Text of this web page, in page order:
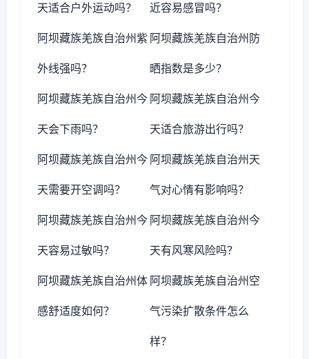
天适合户外运动吗？ 近容易感冒吗？
阿坝藏族羌族自治州紫
外线强吗？
阿坝藏族羌族自治州防
晒指数是多少？
阿坝藏族羌族自治州今
天会下雨吗？
阿坝藏族羌族自治州今
天适合旅游出行吗？
阿坝藏族羌族自治州今
天需要开空调吗？
阿坝藏族羌族自治州天
气对心情有影响吗？
阿坝藏族羌族自治州今
天容易过敏吗？
阿坝藏族羌族自治州今
天有风寒风险吗？
阿坝藏族羌族自治州体
感舒适度如何？
阿坝藏族羌族自治州空
气污染扩散条件怎么
样？